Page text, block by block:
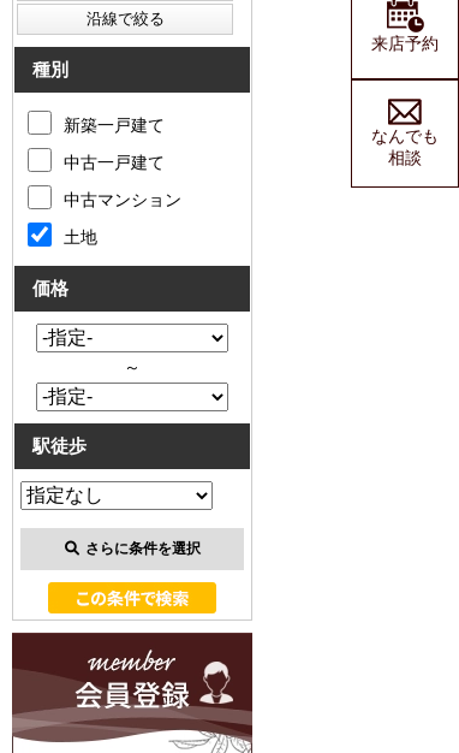
来店予約
なんでも
相談
種別
新築一戸建て
中古一戸建て
中古マンション
土地
価格
～
駅徒歩
さらに条件を選択